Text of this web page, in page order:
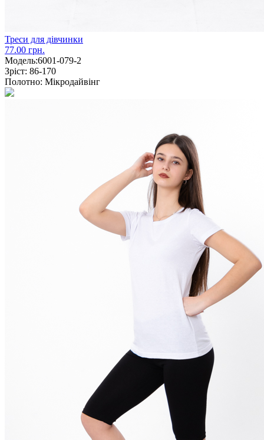
Треси для дівчинки
77.00 грн.
Модель:6001-079-2
Зріст: 86-170
Полотно: Мікродайвінг